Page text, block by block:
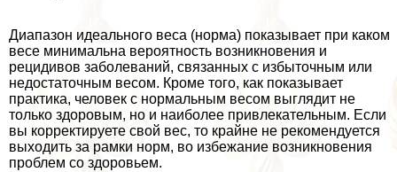
Диапазон идеального веса (норма) показывает при каком
весе минимальна вероятность возникновения и
рецидивов заболеваний, связанных с избыточным или
недостаточным весом. Кроме того, как показывает
пpaктика, человек с нормальным весом выглядит не
только здоровым, но и наиболее привлекательным. Если
вы корректируете свой вес, то крайне не рекомендуется
выходить за рамки норм, во избежание возникновения
проблем со здоровьем.